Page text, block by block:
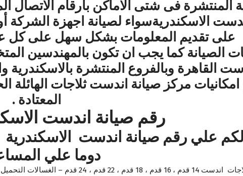
المنتشرة فى شتى الاماكن بأرقام الاتصال
الاسكندريةسواء لصيانة اجهزة الشركة
على تقديم المعلومات بشكل سهل على كل
الصيانة كما يجب ان تكون بالمهندسين
القاهرة وبالفروع المنتشرة بالاسكندرية
مركز صيانة اندست ثلاجات الهائلة
المعتادة .
رقم صيانة اندست
دوما علي
قسم صيانة الثلاجات اندست 14 قدم ، 16